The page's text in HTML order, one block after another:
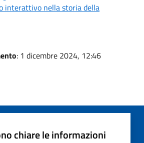
interattivo nella storia della
: 1 dicembre 2024, 12:46
chiare le informazioni